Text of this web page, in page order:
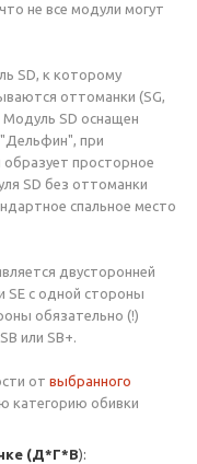
не все модули могут
SD, к которому
оттоманки (SG,
Модуль SD оснащен
при
просторное
SD без оттоманки
спальное место
двусторонней
SE с одной стороны
обязательно (!)
или SB+.
от выбранного
категорию обивки
(Д*Г*В):